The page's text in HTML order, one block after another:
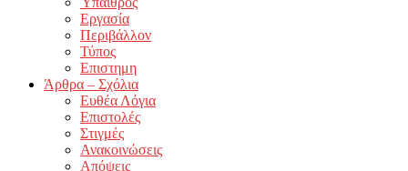
Εργασία
Περιβάλλον
Τύπος
Επιστημη
Άρθρα – Σχόλια
Ευθέα Λόγια
Επιστολές
Στιγμές
Ανακοινώσεις
Απόψεις